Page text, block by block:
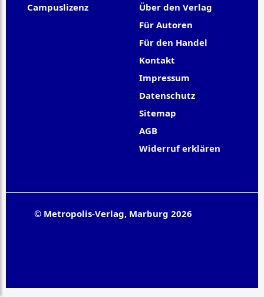
Campuslizenz
Über den Verlag
Für Autoren
Für den Handel
Kontakt
Impressum
Datenschutz
Sitemap
AGB
Widerruf erklären
© Metropolis-Verlag, Marburg 2026